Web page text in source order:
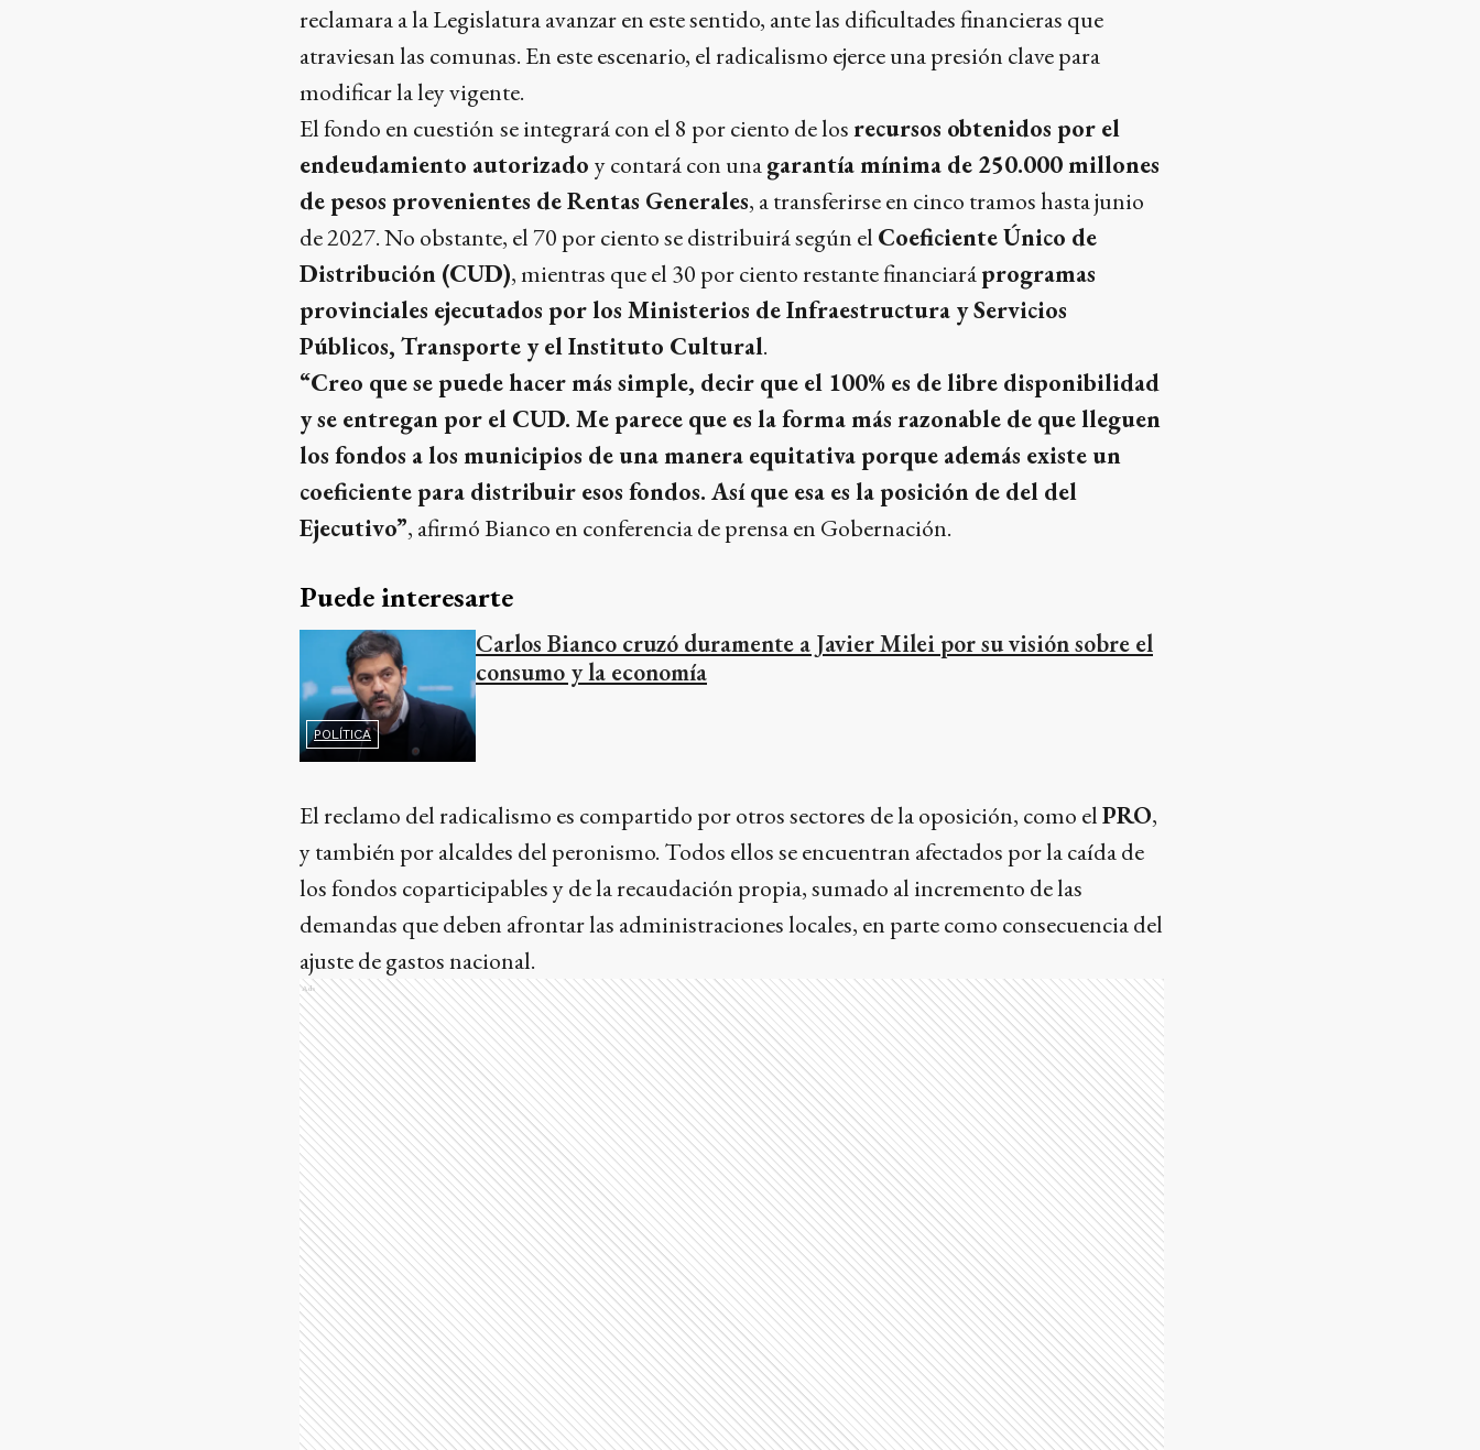
reclamara a la Legislatura avanzar en este sentido, ante las dificultades financieras que
atraviesan las comunas. En este escenario, el radicalismo ejerce una presión clave para
modificar la ley vigente.
El fondo en cuestión se integrará con el 8 por ciento de losrecursos obtenidos por el
endeudamiento autorizado y contará con unagarantía mínima de 250.000 millones
de pesos provenientes de Rentas Generales, a transferirse en cinco tramos hasta junio
de 2027. No obstante, el 70 por ciento se distribuirá según el Coeficiente Único de
Distribución (CUD), mientras que el 30 por ciento restante financiaráprogramas
provinciales ejecutados por los Ministerios de Infraestructura y Servicios
Públicos, Transporte y el Instituto Cultural.
“Creo que se puede hacer más simple, decir que el 100% es de libre disponibilidad
y se entregan por el CUD. Me parece que es la forma más razonable de que lleguen
los fondos a los municipios de una manera equitativa porque además existe un
coeficiente para distribuir esos fondos. Así que esa es la posición de del del
Ejecutivo”, afirmó Bianco en conferencia de prensa en Gobernación.
Puede interesarte
POLÍTICA
Carlos Bianco cruzó duramente a Javier Milei por su visión sobre el
consumo y la economía
El reclamo del radicalismo es compartido por otros sectores de la oposición, como elPRO,
y también por alcaldes del peronismo. Todos ellos se encuentran afectados por la caída de
los fondos coparticipables y de la recaudación propia, sumado al incremento de las
demandas que deben afrontar las administraciones locales, en parte como consecuencia del
ajuste de gastos nacional.
Ads